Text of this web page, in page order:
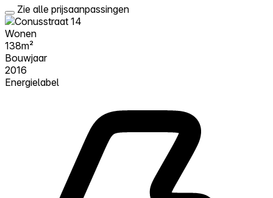
Zie alle prijsaanpassingen
Wonen
138m²
Bouwjaar
2016
Energielabel